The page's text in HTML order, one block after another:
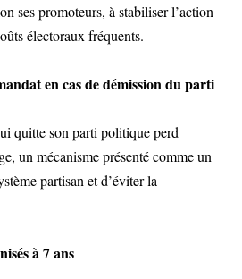
ses promoteurs, à stabiliser l’action
électoraux fréquents.
en cas de démission du parti
quitte son parti politique perd
un mécanisme présenté comme un
partisan et d’éviter la
à 7 ans